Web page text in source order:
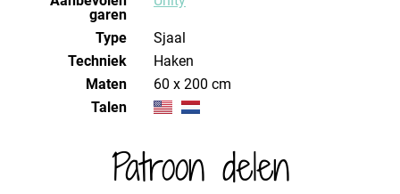
garen
Type
Sjaal
Techniek
haken
Maten
60 x 200 cm
Talen
Patroon delen